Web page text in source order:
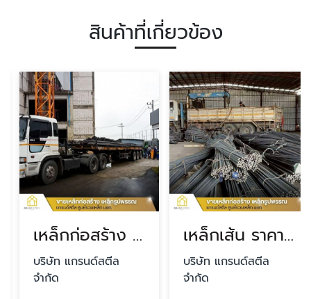
สินค้าที่เกี่ยวข้อง
เหล็กก่อสร้าง ราคาถูก
บริษัท แกรนด์สตีล
จำกัด
เหล็กเส้น ราคาถูก
บริษัท แกรนด์สตีล
จำกัด